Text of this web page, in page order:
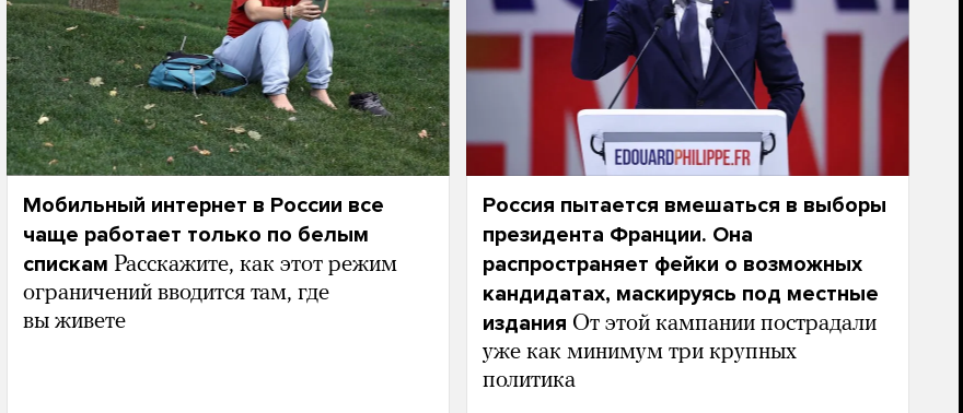
Мобильный интернет в России все
чаще работает только по белым
спискам Расскажите, как этот режим
ограничений вводится там, где
вы живете
Россия пытается вмешаться в выборы
президента Франции. Она
распространяет фейки о возможных
кандидатах, маскируясь под местные
издания От этой кампании пострадали
уже как минимум три крупных
политика